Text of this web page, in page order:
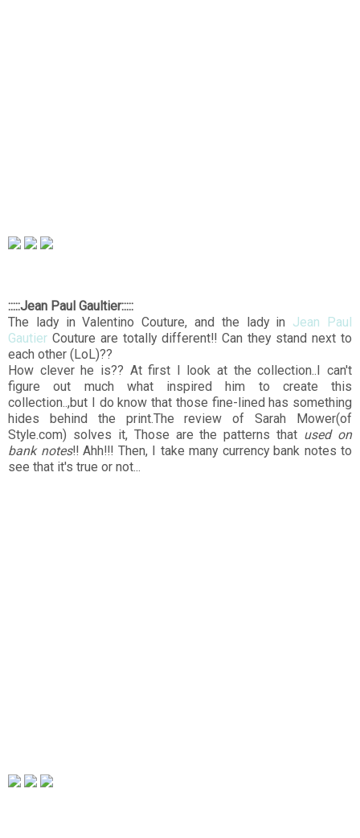
:::::Jean Paul Gaultier:::::
The lady in Valentino Couture, and the lady in Jean Paul
Gautier Couture are totally different!! Can they stand next to
each other (LoL)??
How clever he is?? At first I look at the collection..I can't
figure out much what inspired him to create this
collection..,but I do know that those fine-lined has something
hides behind the print.The review of Sarah Mower(of
Style.com) solves it, Those are the patterns that used on
bank notes!! Ahh!!! Then, I take many currency bank notes to
see that it's true or not...